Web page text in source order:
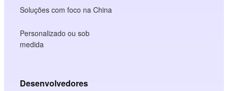
Soluções com foco na China
Personalizado ou sob
medida
Desenvolvedores